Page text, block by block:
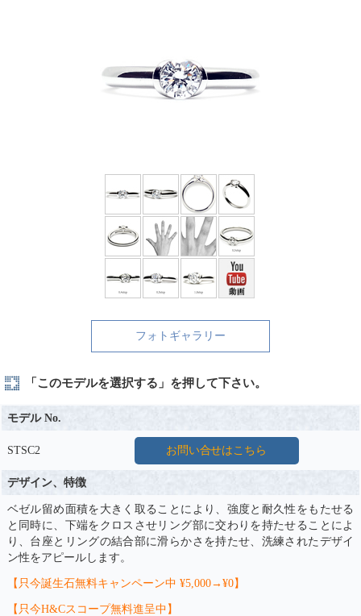
フォトギャラリー
「このモデルを選択する」を押して下さい。
モデル No.
STSC2 お問い合せはこちら
デザイン、特徴
ベゼル留め面積を大きく取ることにより、強度と耐久性をもたせる
と同時に、下端をクロスさせリング部に交わりを持たせることによ
り、台座とリングの結合部に滑らかさを持たせ、洗練されたデザイ
ン性をアピールします。
【只今誕生石無料キャンペーン中 ¥5,000→¥0】
【只今H&Cスコープ無料進呈中】